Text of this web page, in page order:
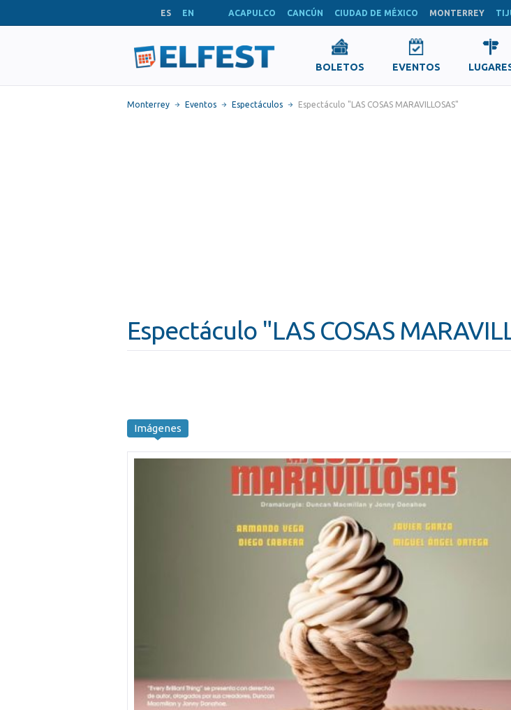
ES EN ACAPULCO CANCÚN CIUDAD DE MÉXICO MONTERREY
BOLETOS EVENTOS
Monterrey Eventos Espectáculos Espectáculo "LAS COSAS MARAVILLOSAS"
Espectáculo "LAS COSAS
Imágenes